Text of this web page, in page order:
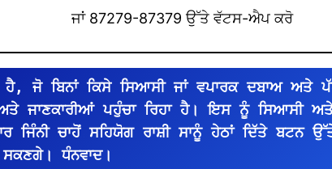
ਜਾਂ 87279-87379 ਉੱਤੇ ਵੱਟਸ-ਐਪ ਕਰੋ
ਜੋ ਬਿਨਾਂ ਕਿਸੇ ਸਿਆਸੀ ਜਾਂ ਵਪਾਰਕ ਦਬਾਅ ਅਤੇ
ਜਾਣਕਾਰੀਆਂ ਪਹੁੰਚਾ ਰਿਹਾ ਹੈ। ਇਸ ਨੂੰ ਸਿਆਸੀ
ਜਿੰਨੀ ਚਾਹੋਂ ਸਹਿਯੋਗ ਰਾਸ਼ੀ ਸਾਨੂੰ ਹੇਠਾਂ ਦਿੱਤੇ ਬਟਨ
ਧੰਨਵਾਦ।